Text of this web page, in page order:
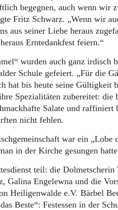
begegnen, auch wenn wir
Fritz Schwarz. „Wenn wir
aus seiner Liebe heraus
Erntedankfest feiern.“
wurden auch ganz irdisch
Schule gefeiert. „Für die
hat bis heute seine Gültigkeit
Spezialitäten zubereitet: die
Salate und raffiniert
nicht fehlen.
war ein „Lobe
in der Kirche gesungen
teil: die
Galina Engelewna und die
Heiligenwalde e.V. Bärbel
Beste“: Festessen in der